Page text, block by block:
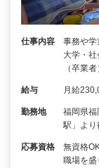
仕事内容
事務や学
大学・
（卒業
給与 月給
勤務地
福岡県福
駅」よ
応募資格
無資格
職場を